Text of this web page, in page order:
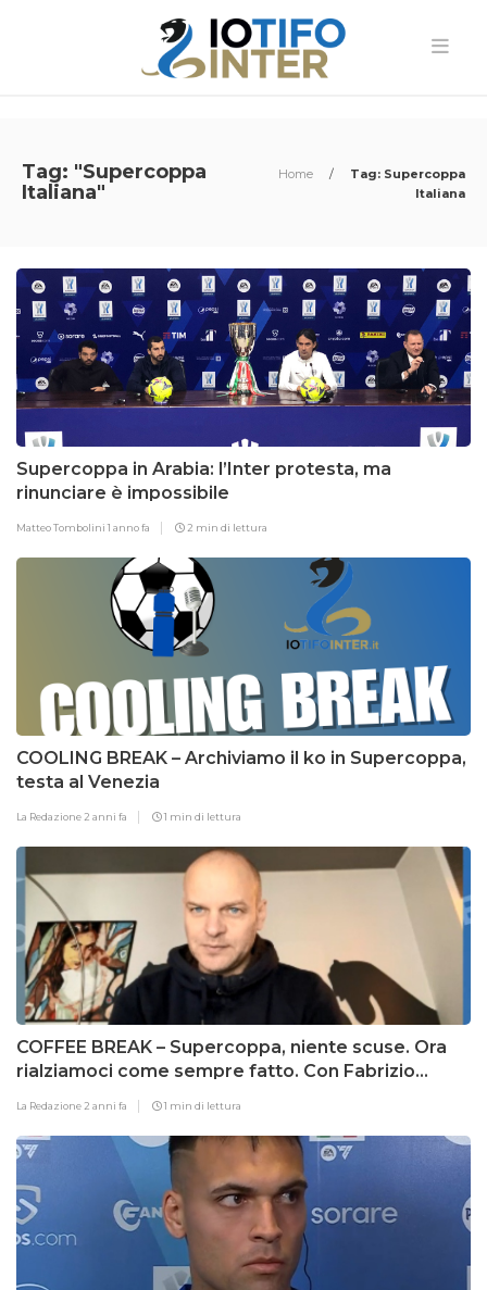
Tag: "Supercoppa
Italiana"
Home /
Tag: Supercoppa
Italiana
Supercoppa in Arabia: l’Inter protesta, ma
rinunciare è impossibile
Matteo Tombolini1 anno fa 2 min di lettura
COOLING BREAK – Archiviamo il ko in Supercoppa,
testa al Venezia
La Redazione 2 anni fa 1 min di lettura
COFFEE BREAK – Supercoppa, niente scuse. Ora
rialziamoci come sempre fatto. Con Fabrizio
La Redazione 2 anni fa 1 min di lettura